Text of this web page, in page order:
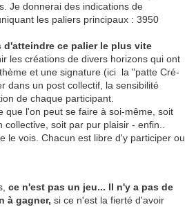
Je donnerai des indications de
les paliers principaux : 3950
ce palier le plus vite
les créations de divers horizons qui ont
et une signature (ici la "patte Cré-
dans un post collectif, la sensibilité
de chaque participant.
que l'on peut se faire à soi-même, soit
soit par pur plaisir - enfin..
le vois. Chacun est libre d'y participer ou
ce n'est pas un jeu... Il n'y a pas de
à gagner, si ce n'est la fierté d'avoir